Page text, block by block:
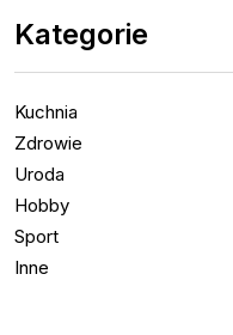
Kategorie
Kuchnia
Zdrowie
Uroda
Hobby
Sport
Inne